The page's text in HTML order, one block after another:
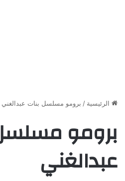
الرئيسية / برومو مسلسل بنات عبدالغني
برومو
عبدالغني